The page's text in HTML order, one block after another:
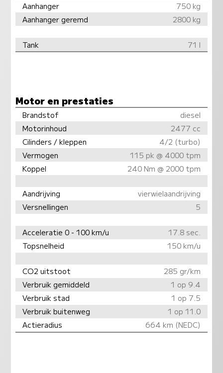
Aanhanger
750 kg
Aanhanger geremd
2800 kg
Tank 71 l
Motor en prestaties
Brandstof
diesel
Motorinhoud
2477 cc
Cilinders / kleppen
4/2 (turbo)
Vermogen
115 pk @ 4000 tpm
Koppel
240 Nm @ 2000 tpm
Aandrijving
vierwielaandrijving
Versnellingen
5
Acceleratie 0 - 100 km/u
17.8 sec.
Topsnelheid
150 km/u
CO2 uitstoot
285 gr/km
Verbruik gemiddeld
1 op 9.4
Verbruik stad
1 op 7.5
Verbruik buitenweg
1 op 11.0
Actieradius
664 km (NEDC)